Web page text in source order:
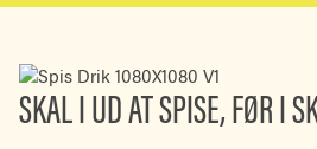
SKAL I UD AT SPISE, FØR I